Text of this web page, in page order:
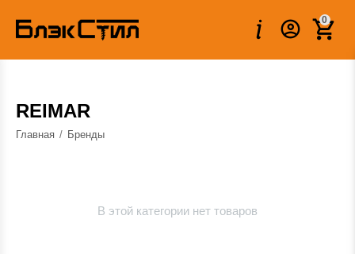
0
REIMAR
Главная / Бренды
В этой категории нет товаров